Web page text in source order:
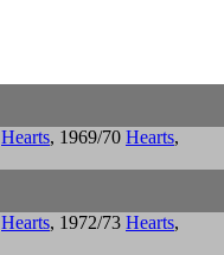
Hearts, 1969/70 Hearts,
Hearts, 1972/73 Hearts,